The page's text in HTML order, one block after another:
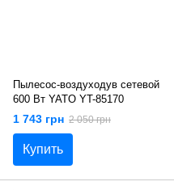
Пылесос-воздуходув сетевой
600 Вт YATO YT-85170
1 743 грн 2 050 грн
Купить